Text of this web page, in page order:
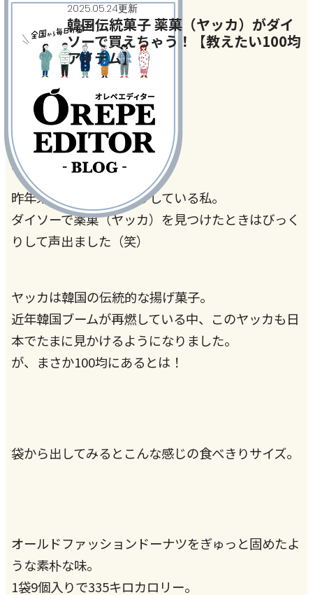
2025.05.24更新
韓国伝統菓子 薬菓（ヤッカ）がダイ
ソーで買えちゃう！【教えたい100均
アイテム】
今月のテーマ
見つけたらラッキー！
昨年来、韓国にドハマりしている私。
ダイソーで薬菓（ヤッカ）を見つけたときはびっく
りして声出ました（笑）
ヤッカは韓国の伝統的な揚げ菓子。
近年韓国ブームが再燃している中、このヤッカも日
本でたまに見かけるようになりました。
が、まさか100均にあるとは！
袋から出してみるとこんな感じの食べきりサイズ。
オールドファッションドーナツをぎゅっと固めたよ
うな素朴な味。
1袋9個入りで335キロカロリー。